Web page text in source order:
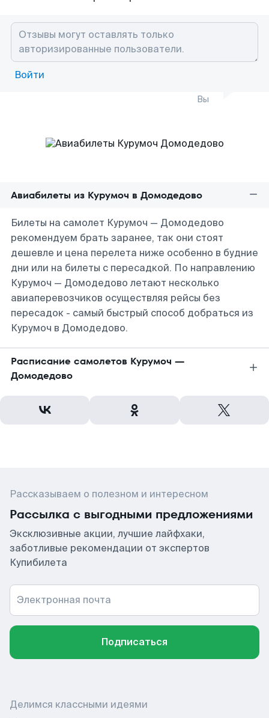
Войти
Вы
Авиабилеты из Курумоч в Домодедово
Билеты на самолет Курумоч — Домодедово
рекомендуем брать заранее, так они стоят
дешевле и цена перелета ниже особенно в будние
дни или на билеты с пересадкой. По направлению
Курумоч — Домодедово летают несколько
авиаперевозчиков осуществляя рейсы без
пересадок - самый быстрый способ добраться из
Курумоч в Домодедово.
Расписание самолетов Курумоч —
Домодедово
Рассказываем о полезном и интересном
Рассылка с выгодными предложениями
Эксклюзивные акции, лучшие лайфхаки,
заботливые рекомендации от экспертов
Купибилета
Электронная почта
Подписаться
Делимся классными идеями